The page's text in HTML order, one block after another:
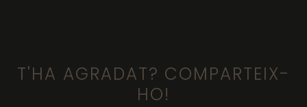
T'HA AGRADAT? COMPARTEIX-
HO!